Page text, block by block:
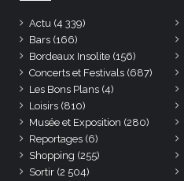
Actu (4 339)
Bars (166)
Bordeaux Insolite (156)
Concerts et Festivals (687)
Les Bons Plans (4)
Loisirs (810)
Musée et Exposition (280)
Reportages (6)
Shopping (255)
Sortir (2 504)